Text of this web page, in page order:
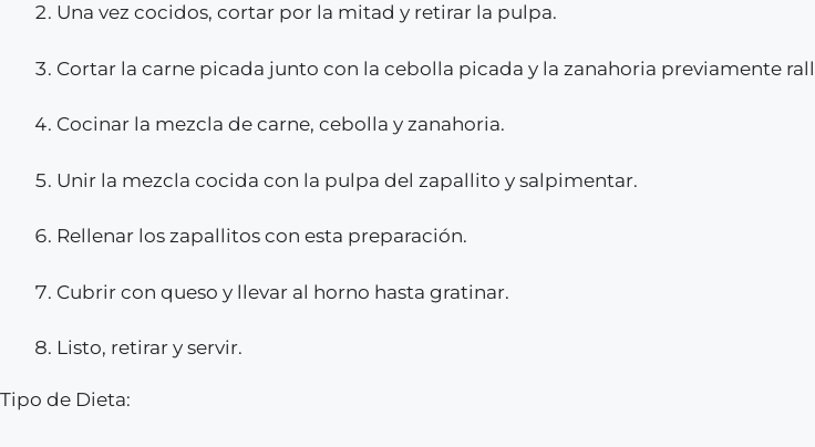
Una vez cocidos, cortar por la mitad y retirar la pulpa.
Cortar la carne picada junto con la cebolla picada y la zanahoria previamente
Cocinar la mezcla de carne, cebolla y zanahoria.
Unir la mezcla cocida con la pulpa del zapallito y salpimentar.
Rellenar los zapallitos con esta preparación.
Cubrir con queso y llevar al horno hasta gratinar.
Listo, retirar y servir.
Tipo de Dieta: